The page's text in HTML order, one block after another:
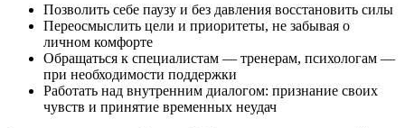
Позволить себе паузу и без давления восстановить силы
Переосмыслить цели и приоритеты, не забывая о
личном комфорте
Обращаться к специалистам — тренерам, психологам —
при необходимости поддержки
Работать над внутренним диалогом: признание своих
чувств и принятие временных неудач